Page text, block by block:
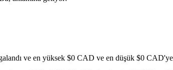
ve en yüksek $0 CAD ve en düşük $0 CAD'ye